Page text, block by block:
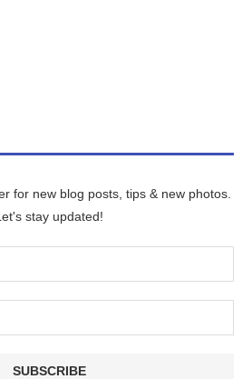
for new blog posts, tips & new photos.
stay updated!